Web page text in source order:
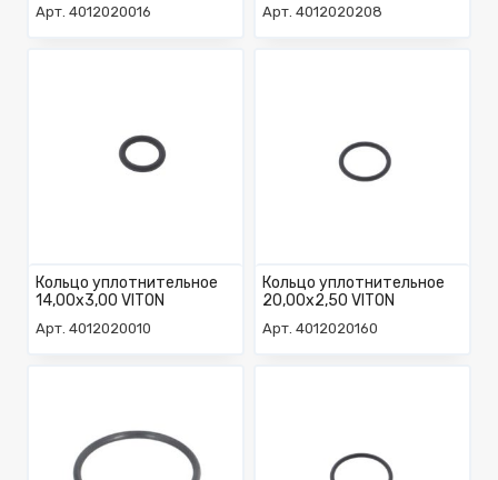
Арт. 4012020016 Арт. 4012020208
Кольцо уплотнительное
14,00х3,00 VITON
Арт. 4012020010
Кольцо уплотнительное
20,00х2,50 VITON
Арт. 4012020160